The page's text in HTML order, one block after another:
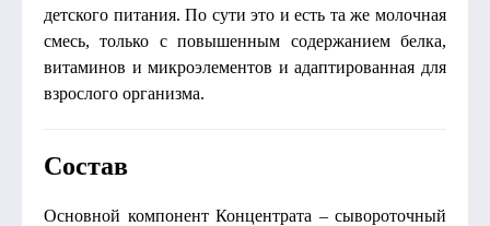
детского питания. По сути это и есть та же молочная
смесь, только с повышенным содержанием белка,
витаминов и микроэлементов и адаптированная для
взрослого организма.
Состав
Основной компонент Концентрата – сывороточный